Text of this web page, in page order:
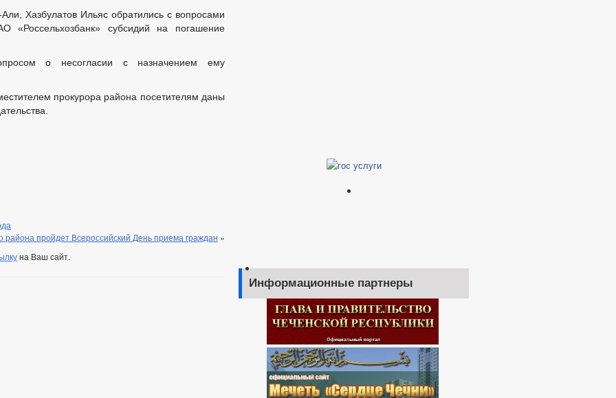
Хазбулатов Ильяс обратились с вопросами
«Россельхозбанк» субсидий на погашение
о несогласии с назначением ему
прокурора района посетителям даны
района пройдет Всероссийский День приема граждан »
на Ваш сайт.
Информационные партнеры